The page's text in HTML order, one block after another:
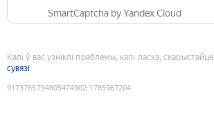
SmartCaptcha by Yandex Cloud
Калі ў вас узніклі праблемы, калі ласка, скарыстайце
сувязі
9173765794805474902:1785967204